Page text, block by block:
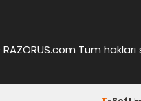
Tüm hakları